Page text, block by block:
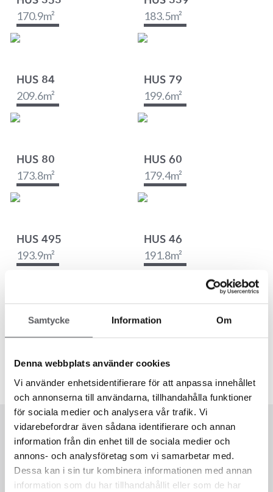
Samtycke Information Om
Denna webbplats använder cookies
Vi använder enhetsidentifierare för att anpassa innehållet
och annonserna till användarna, tillhandahålla funktioner
för sociala medier och analysera vår trafik. Vi
vidarebefordrar även sådana identifierare och annan
information från din enhet till de sociala medier och
annons- och analysföretag som vi samarbetar med.
Dessa kan i sin tur kombinera informationen med annan
information som du har tillhandahållit eller som de har
170.9m² 183.5m²
HUS 84
209.6m²
HUS 79
199.6m²
HUS 80
173.8m²
HUS 60
179.4m²
HUS 495
193.9m²
HUS 46
191.8m²
HUS 42
213.9m²
HUS 31
174.2m²